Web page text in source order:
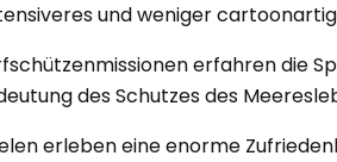
und weniger
erfahren die
des Schutzes des
erleben eine enorme